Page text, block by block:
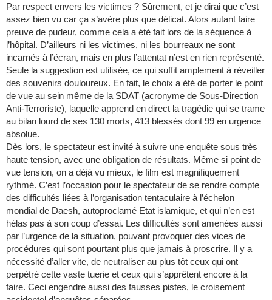
Par respect envers les victimes ? Sûrement, et je dirai que c’est
assez bien vu car ça s’avère plus que délicat. Alors autant faire
preuve de pudeur, comme cela a été fait lors de la séquence à
l’hôpital. D’ailleurs ni les victimes, ni les bourreaux ne sont
incarnés à l’écran, mais en plus l’attentat n’est en rien représenté.
Seule la suggestion est utilisée, ce qui suffit amplement à réveiller
des souvenirs douloureux. En fait, le choix a été de porter le point
de vue au sein même de la SDAT (acronyme de Sous-Direction
Anti-Terroriste), laquelle apprend en direct la tragédie qui se trame
au bilan lourd de ses 130 morts, 413 blessés dont 99 en urgence
absolue.
Dès lors, le spectateur est invité à suivre une enquête sous très
haute tension, avec une obligation de résultats. Même si point de
vue tension, on a déjà vu mieux, le film est magnifiquement
rythmé. C’est l’occasion pour le spectateur de se rendre compte
des difficultés liées à l’organisation tentaculaire à l’échelon
mondial de Daesh, autoproclamé Etat islamique, et qui n’en est
hélas pas à son coup d’essai. Les difficultés sont amenées aussi
par l’urgence de la situation, pouvant provoquer des vices de
procédures qui sont pourtant plus que jamais à proscrire. Il y a
nécessité d’aller vite, de neutraliser au plus tôt ceux qui ont
perpétré cette vaste tuerie et ceux qui s’apprêtent encore à la
faire. Ceci engendre aussi des fausses pistes, le croisement